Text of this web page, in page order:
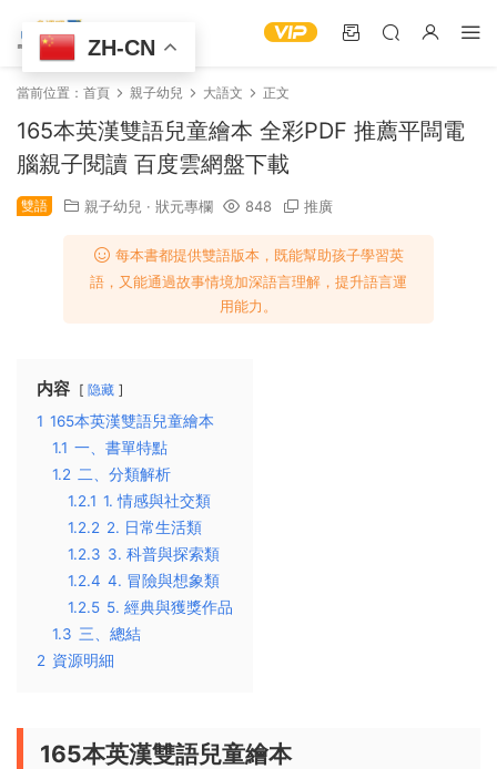
當前位置： 首頁 親子幼兒 大語文 正文
165本英漢雙語兒童繪本 全彩PDF 推薦平闆電
腦親子閱讀 百度雲網盤下載
雙語 親子幼兒 · 狀元專欄 848 推廣
每本書都提供雙語版本，既能幫助孩子學習英
語，又能通過故事情境加深語言理解，提升語言運
用能力。
内容 隐藏
1 165本英漢雙語兒童繪本
1.1 一、書單特點
1.2 二、分類解析
1.2.1 1. 情感與社交類
1.2.2 2. 日常生活類
1.2.3 3. 科普與探索類
1.2.4 4. 冒險與想象類
1.2.5 5. 經典與獲獎作品
1.3 三、總結
2 資源明細
165本英漢雙語兒童繪本
ZH-CN